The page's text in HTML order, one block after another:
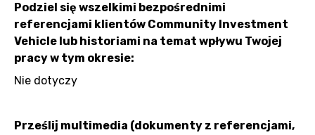
Podziel się wszelkimi bezpośrednimi
referencjami klientów Community Investment
Vehicle lub historiami na temat wpływu Twojej
pracy w tym okresie:
Nie dotyczy
Prześlij multimedia (dokumenty z referencjami,